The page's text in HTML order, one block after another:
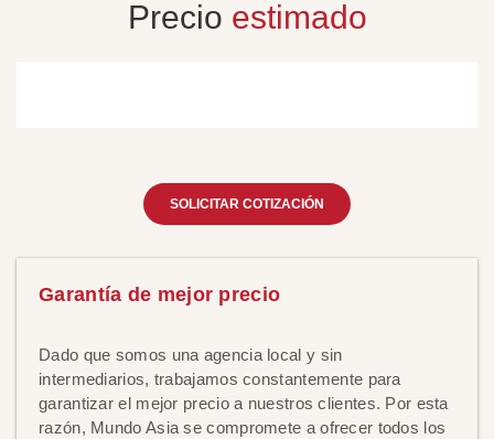
Precio estimado
SOLICITAR COTIZACIÓN
Garantía de mejor precio
Dado que somos una agencia local y sin
intermediarios, trabajamos constantemente para
garantizar el mejor precio a nuestros clientes. Por esta
razón, Mundo Asia se compromete a ofrecer todos los